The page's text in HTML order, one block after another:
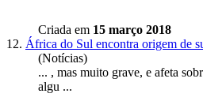
Criada em 15 março 2018
12. África do Sul encontra origem de
(Notícias)
... , mas muito grave, e afeta
algu ...